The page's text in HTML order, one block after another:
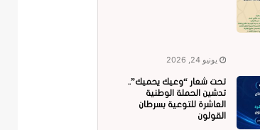
يونيو 24, 2026
تحت شعار “وعيك يحميك”..
تدشين الحملة الوطنية
العاشرة للتوعية بسرطان
القولون